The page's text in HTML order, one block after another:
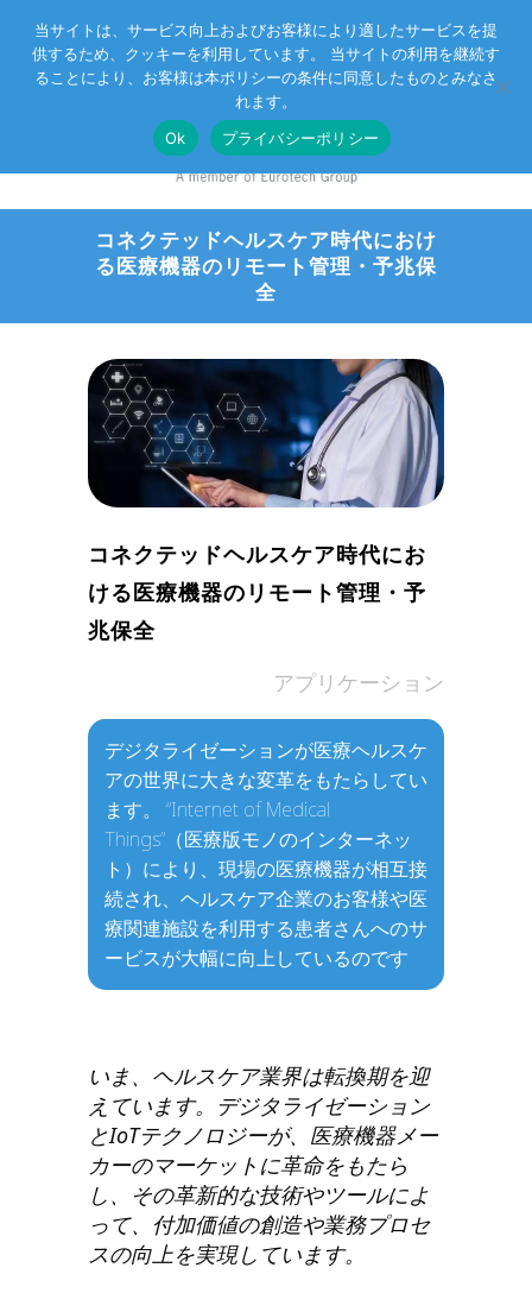
Eurotechグループ お客様サポート お問い合わせ
コネクテッドヘルスケア時代におけ
る医療機器のリモート管理・予兆保
全
コネクテッドヘルスケア時代にお
ける医療機器のリモート管理・予
兆保全
アプリケーション
デジタライゼーションが医療ヘルスケ
アの世界に大きな変革をもたらしてい
ます。 “Internet of Medical
Things”（医療版モノのインターネッ
ト）により、現場の医療機器が相互接
続され、ヘルスケア企業のお客様や医
療関連施設を利用する患者さんへのサ
ービスが大幅に向上しているのです
いま、ヘルスケア業界は転換期を迎
えています。デジタライゼーション
とIoTテクノロジーが、医療機器メー
カーのマーケットに革命をもたら
し、その革新的な技術やツールによ
って、付加価値の創造や業務プロセ
スの向上を実現しています。
当サイトは、サービス向上およびお客様により適したサービスを提
供するため、クッキーを利用しています。 当サイトの利用を継続す
ることにより、お客様は本ポリシーの条件に同意したものとみなさ
れます。
Ok
プライバシーポリシー